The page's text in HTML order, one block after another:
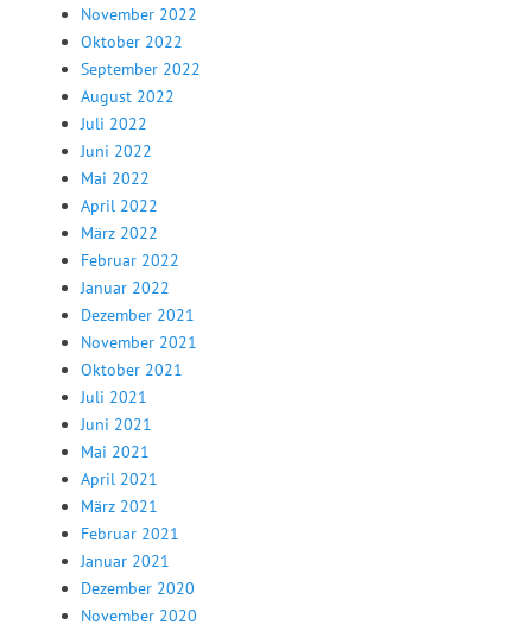
November 2022
Oktober 2022
September 2022
August 2022
Juli 2022
Juni 2022
Mai 2022
April 2022
März 2022
Februar 2022
Januar 2022
Dezember 2021
November 2021
Oktober 2021
Juli 2021
Juni 2021
Mai 2021
April 2021
März 2021
Februar 2021
Januar 2021
Dezember 2020
November 2020